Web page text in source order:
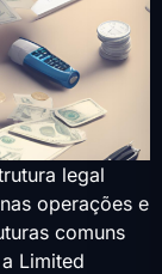
legal
operações e
comuns
Limited